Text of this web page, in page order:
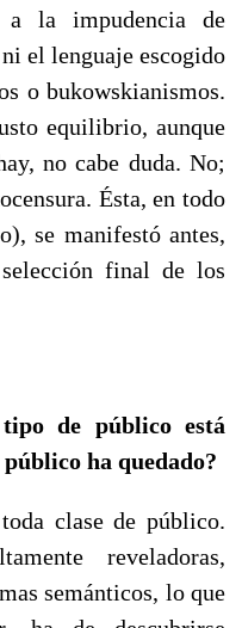
a la impudencia de
el lenguaje escogido
o bukowskianismos.
equilibrio, aunque
no cabe duda. No;
Ésta, en todo
se manifestó antes,
final de los
de público está
ha quedado?
clase de público.
reveladoras,
semánticos, lo que